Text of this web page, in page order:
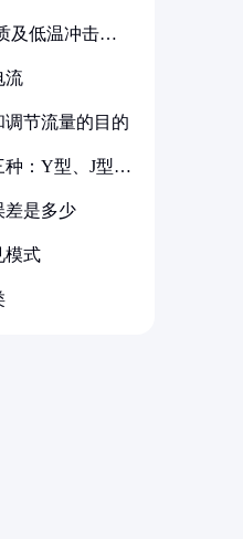
及低温冲击要
流
节流量的目的
：Y型、J型、
差是多少
模式